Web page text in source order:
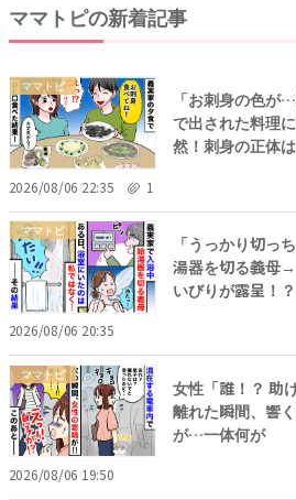
ママトピの新着記事
ママトピ
「お刺身の色が
で出された料理
然！刺身の正体は
2026/08/06 22:35 1
ママトピ
「うっかり切っ
湯器を切る義母
いびりが露呈！？
2026/08/06 20:35
ママトピ
女性「誰！？ 助
離れた瞬間、響
が…一体何が
2026/08/06 19:50